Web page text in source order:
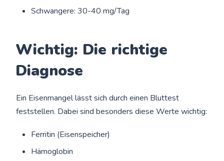
Schwangere: 30-40 mg/Tag
Wichtig: Die richtige
Diagnose
Ein Eisenmangel lässt sich durch einen Bluttest
feststellen. Dabei sind besonders diese Werte wichtig:
Ferritin (Eisenspeicher)
Hämoglobin